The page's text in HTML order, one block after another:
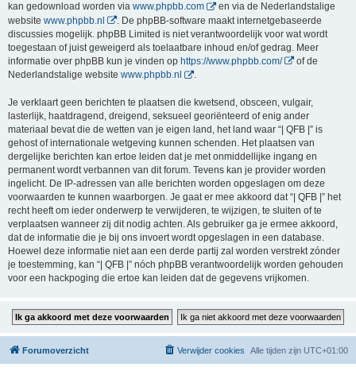
kan gedownload worden via www.phpbb.com
en via de Nederlandstalige
website www.phpbb.nl
. De phpBB-software maakt internetgebaseerde
discussies mogelijk. phpBB Limited is niet verantwoordelijk voor wat wordt
toegestaan of juist geweigerd als toelaatbare inhoud en/of gedrag. Meer
informatie over phpBB kun je vinden op https://www.phpbb.com/
of de
Nederlandstalige website www.phpbb.nl .
Je verklaart geen berichten te plaatsen die kwetsend, obsceen, vulgair,
lasterlijk, haatdragend, dreigend, seksueel georiënteerd of enig ander
materiaal bevat die de wetten van je eigen land, het land waar “| QFB |” is
gehost of internationale wetgeving kunnen schenden. Het plaatsen van
dergelijke berichten kan ertoe leiden dat je met onmiddellijke ingang en
permanent wordt verbannen van dit forum. Tevens kan je provider worden
ingelicht. De IP-adressen van alle berichten worden opgeslagen om deze
voorwaarden te kunnen waarborgen. Je gaat er mee akkoord dat “| QFB |” het
recht heeft om ieder onderwerp te verwijderen, te wijzigen, te sluiten of te
verplaatsen wanneer zij dit nodig achten. Als gebruiker ga je ermee akkoord,
dat de informatie die je bij ons invoert wordt opgeslagen in een database.
Hoewel deze informatie niet aan een derde partij zal worden verstrekt zónder
je toestemming, kan “| QFB |” nóch phpBB verantwoordelijk worden gehouden
voor een hackpoging die ertoe kan leiden dat de gegevens vrijkomen.
Forumoverzicht Alle tijden zijn UTC+01:00
Verwijder cookies